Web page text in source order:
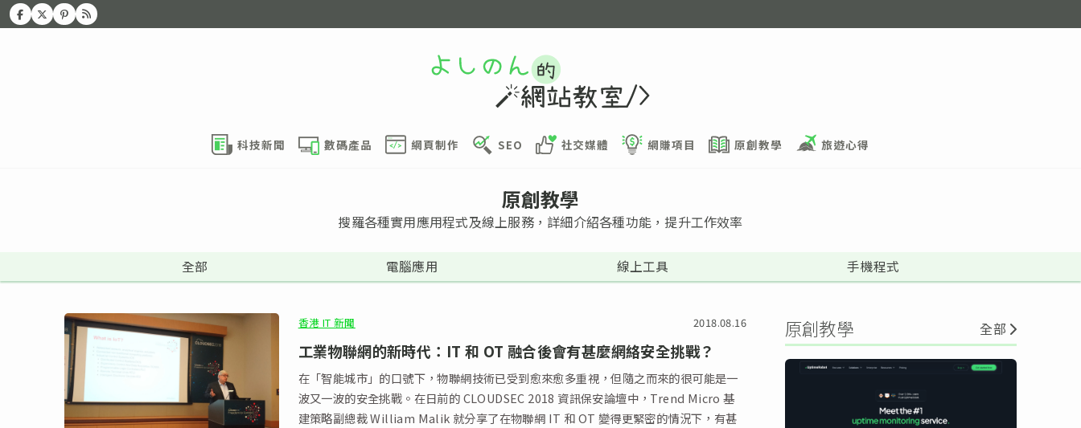
科技新聞 數碼產品 網頁制作 SEO 社交媒體 網賺項目 原創教學 旅遊心得
原創教學
搜羅各種實用應用程式及線上服務，詳細介紹各種功能，提升工作效率
全部 電腦應用 線上工具 手機程式
香港 IT 新聞 2018.08.16
工業物聯網的新時代：IT 和 OT 融合後會有甚麼網絡安全挑戰？
在「智能城市」的口號下，物聯網技術已受到愈來愈多重視，但隨之而來的很可能是一
波又一波的安全挑戰。在日前的 CLOUDSEC 2018 資訊保安論壇中，Trend Micro 基
建策略副總裁 William Malik 就分享了在物聯網 IT 和 OT 變得更緊密的情況下，有甚
原創教學 全部